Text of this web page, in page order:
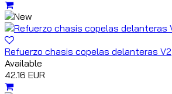
Refuerzo chasis copelas delanteras V2
Available
42.16 EUR